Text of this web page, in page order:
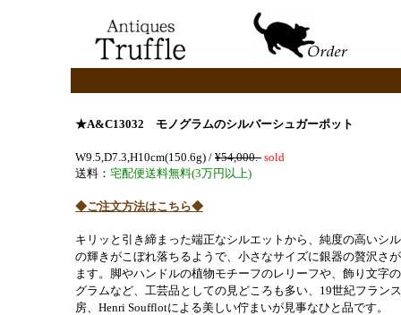
★A&C13032 モノグラムのシルバーシュガーポット
W9.5,D7.3,H10cm(150.6g) / ¥54,000.- sold
送料： 宅配便送料無料(3万円以上)
◆ご注文方法はこちら◆
キリッと引き締まった端正なシルエットから、純度の高いシ
の輝きがこぼれ落ちるようで、小さなサイズに銀器の贅沢さ
ます。脚やハンドルの植物モチーフのレリーフや、飾り文字
グラムなど、工芸品としての見どころも多い、 19世紀フラン
房、Henri Soufflotによる美しい佇まいが見事なひと品です。